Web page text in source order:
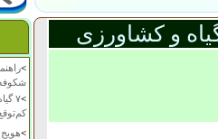
>
>
۷
>
و کشاورزی